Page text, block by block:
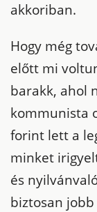
akkoriban.
Hogy még
előtt mi
barakk, ahol
kommunista
forint lett a
minket
és
biztosan